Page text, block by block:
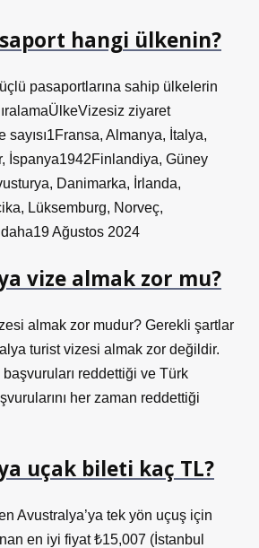
hangi ülkenin?
pasaportlarına sahip ülkelerin
ziyaret
Almanya, İtalya,
İspanya1942Finlandiya, Güney
Danimarka, İrlanda,
Lüksemburg, Norveç,
Ağustos 2024
vize almak zor mu?
almak zor mudur? Gerekli şartlar
turist vizesi almak zor değildir.
başvuruları reddettiği ve Türk
her zaman reddettiği
uçak bileti kaç TL?
Avustralya’ya tek yön uçuş için
en iyi fiyat ₺15,007 (İstanbul